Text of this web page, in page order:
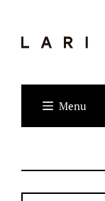
Menu